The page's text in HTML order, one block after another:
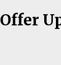
Offer